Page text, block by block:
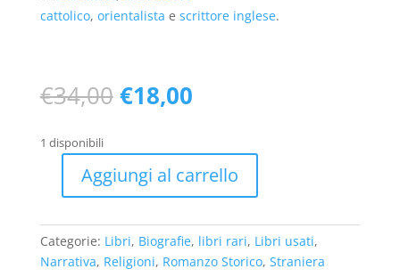
cattolico, orientalista e scrittore inglese.
€34,00 Il
prezzo
era:
€34,00.
€18,00Il
è:
€18,00.
1 disponibili
Fabiola
1941)
-
usato
Aggiungi al carrello
Categorie: Libri, Biografie, libri rari, Libri usati,
Narrativa, Religioni, Romanzo Storico, Straniera